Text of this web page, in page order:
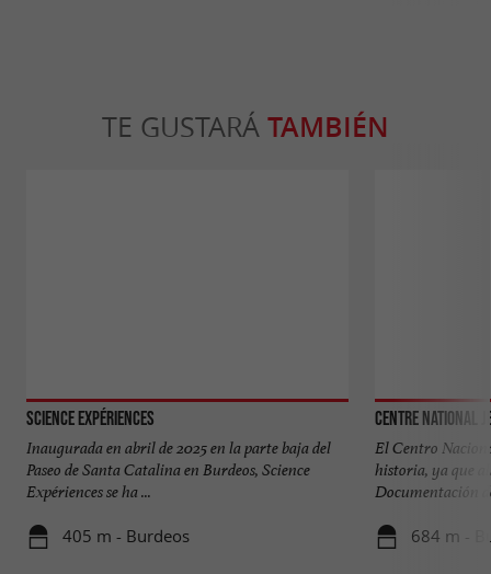
TE GUSTARÁ TAMBIÉN
Science Expériences
Inaugurada en abril de 2025 en la parte baja del
Paseo de Santa Catalina en Burdeos, Science
Expériences se ha ...
405 m - Burdeos
Centre National
El Centro
historia, ya que
Documentación
684 m -